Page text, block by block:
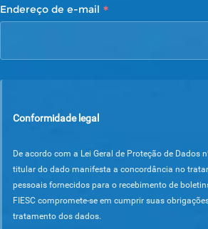
Endereço de e-mail *
Conformidade legal
De acordo com a Lei Geral de Proteção de Dados
titular do dado manifesta a concordância no
pessoais fornecidos para o recebimento de
FIESC compromete-se em cumprir suas
tratamento dos dados.